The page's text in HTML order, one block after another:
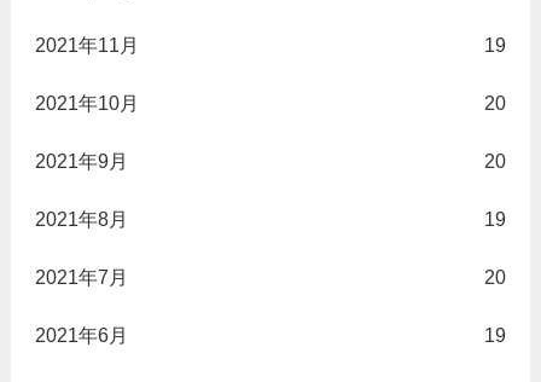
2021年11月 19
2021年10月 20
2021年9月 20
2021年8月 19
2021年7月 20
2021年6月 19